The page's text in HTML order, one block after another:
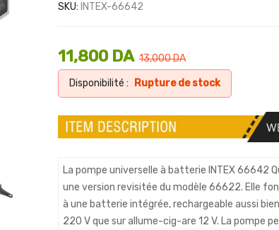
SKU: INTEX-66642
13,000DA
11,800 DA
Disponibilité : Rupture de stock
La pompe universelle à batterie INTEX 66642
une version revisitée du modèle 66622. Elle
à une batterie intégrée, rechargeable aussi
220 V que sur allume-cig-are 12 V. La pompe